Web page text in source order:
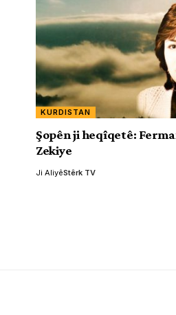
KURDISTAN
Şopên ji heqîqetê:
Zekiye
Ji AliyêStêrk TV